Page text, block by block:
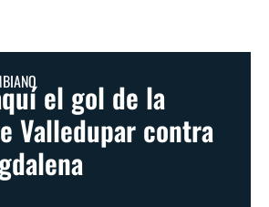
el gol de la
Valledupar contra